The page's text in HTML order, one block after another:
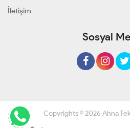
İletişim
Sosyal
Copyrights © 2026 Ahna